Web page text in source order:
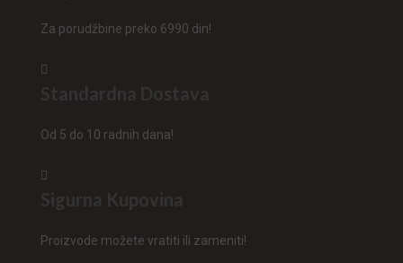
Za porudžbine preko 6990 din!
Od 5 do 10 radnih dana!
Proizvode možete vratiti ili zameniti!